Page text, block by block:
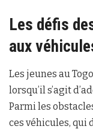
Les défis
aux
Les jeunes au
lorsqu’il s’agit
Parmi les
ces véhicules, qui